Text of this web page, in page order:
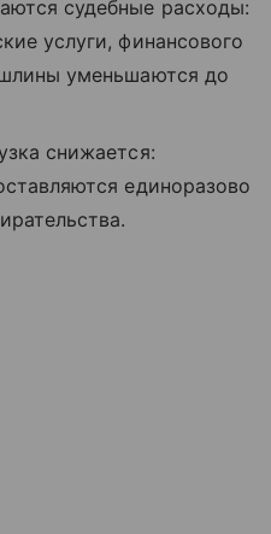
судебные расходы:
услуги, финансового
уменьшаются до
снижается:
единоразово